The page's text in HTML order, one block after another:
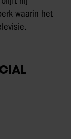
waarin het